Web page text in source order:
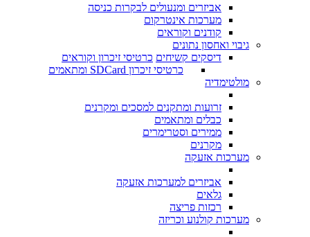
אביזרים ומנעולים לבקרות כניסה
מערכות אינטרקום
קודנים וקוראים
גיבוי ואחסון נתונים
דיסקים קשיחים כרטיסי זיכרון וקוראים
כרטיסי זיכרון SDCard ומתאמים
מולטימדיה
זרועות ומתקנים למסכים ומקרנים
כבלים ומתאמים
ממירים וסטרימרים
מקרנים
מערכות אזעקה
אביזרים למערכות אזעקה
גלאים
רכזות פריצה
מערכות קולנוע וכריזה